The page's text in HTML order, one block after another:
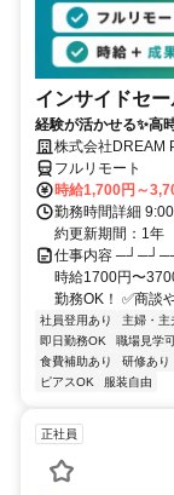
インサイドセー
経験が活かせる✨高
株式会社DREAM
フルリモート
時給1,700円～
勤務時間詳細
約更新期間：1年
仕事内容
時給1700円〜
勤務OK！ ✅商談
社員登用あり 主婦・主
即日勤務OK
職場見学
食費補助あり
研修あり
ピアスOK
服装自由
正社員